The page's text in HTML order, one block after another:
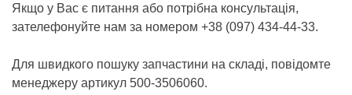
Якщо у Вас є питання або потрібна консультація,
зателефонуйте нам за номером +38 (097) 434-44-33.
Для швидкого пошуку запчастини на складі, повідомте
менеджеру артикул 500-3506060.